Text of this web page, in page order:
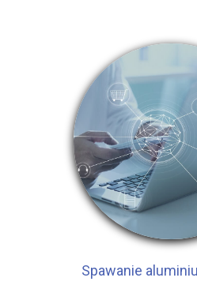
Spawanie